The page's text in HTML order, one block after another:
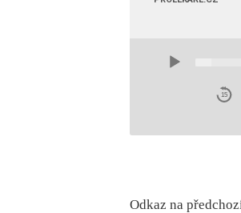
Player
15
Odkaz na